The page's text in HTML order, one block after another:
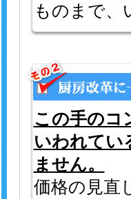
ものまで、
この手のコ
いわれてい
ません。
価格の見直